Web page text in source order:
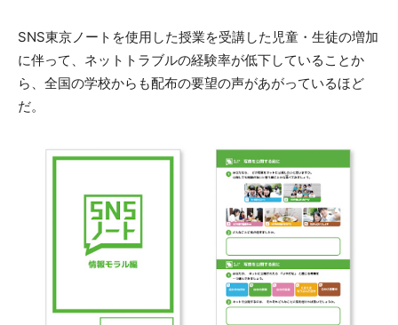
SNS東京ノートを使用した授業を受講した児童・生徒の増加
に伴って、ネットトラブルの経験率が低下していることか
ら、全国の学校からも配布の要望の声があがっているほど
だ。